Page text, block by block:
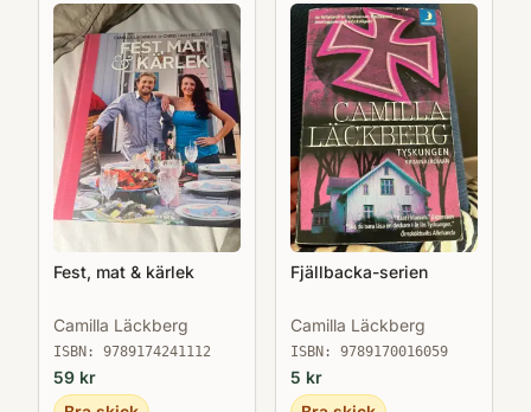
Fest, mat & kärlek
Camilla Läckberg
ISBN: 9789174241112
59 kr
Fjällbacka-serien
Camilla Läckberg
ISBN: 9789170016059
5 kr